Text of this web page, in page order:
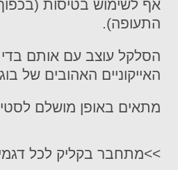
אף לשימוש בטיסות
התעופה).
הסלקל עוצב עם אותם בדי
האייקוניים האהובים של
מתאים באופן מושלם
>>מתחבר בקליק לכל דגמי